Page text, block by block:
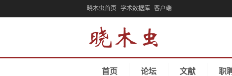
晓木虫首页 学术数据库 客户端
首页 论坛 文献 职